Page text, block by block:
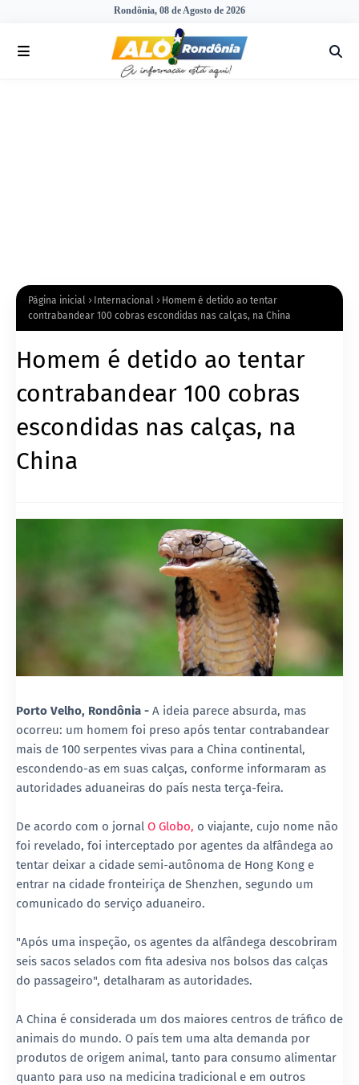
Rondônia, 08 de Agosto de 2026
Página inicial Internacional
Homem é detido ao tentar
contrabandear 100 cobras escondidas nas calças, na China
Homem é detido ao tentar
contrabandear 100 cobras
escondidas nas calças, na
China
Porto Velho, Rondônia - A ideia parece absurda, mas
ocorreu: um homem foi preso após tentar contrabandear
mais de 100 serpentes vivas para a China continental,
escondendo-as em suas calças, conforme informaram as
autoridades aduaneiras do país nesta terça-feira.
De acordo com o jornal O Globo, o viajante, cujo nome não
foi revelado, foi interceptado por agentes da alfândega ao
tentar deixar a cidade semi-autônoma de Hong Kong e
entrar na cidade fronteiriça de Shenzhen, segundo um
comunicado do serviço aduaneiro.
"Após uma inspeção, os agentes da alfândega descobriram
seis sacos selados com fita adesiva nos bolsos das calças
do passageiro", detalharam as autoridades.
A China é considerada um dos maiores centros de tráfico de
animais do mundo. O país tem uma alta demanda por
produtos de origem animal, tanto para consumo alimentar
quanto para uso na medicina tradicional e em outros